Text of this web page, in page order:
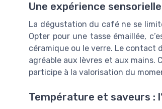
Une expérience
La dégustation du café ne se
Opter pour une tasse émaillée,
céramique ou le verre. Le contact
agréable aux lèvres et aux mains.
participe à la valorisation du
Température et saveurs :